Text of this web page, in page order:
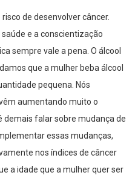
de desenvolver câncer.
e a conscientização
sempre vale a pena. O álcool
que a mulher beba álcool
pequena. Nós
aumentando muito o
demais falar sobre mudança de
essas mudanças,
nos índices de câncer
a idade que a mulher quer ser